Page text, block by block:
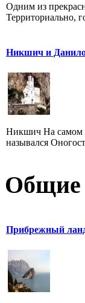
Одним из
Территориально,
Никшич и
Никшич На самом
назывался
Общие
Прибрежный